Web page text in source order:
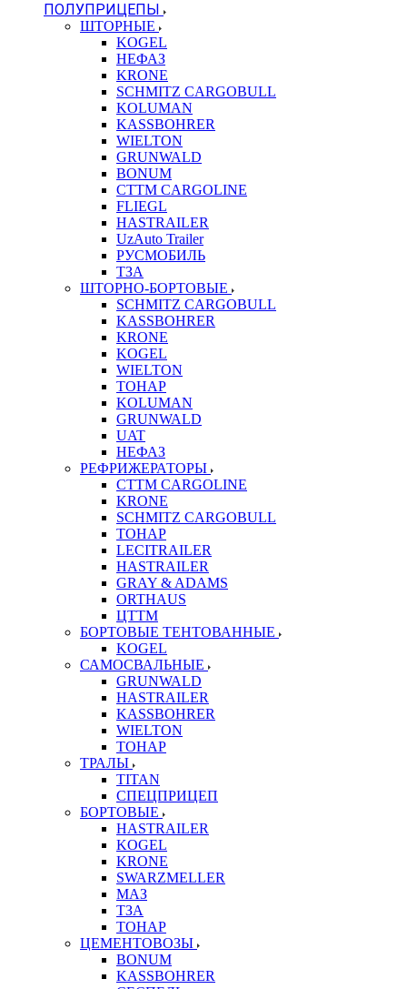
ПОЛУПРИЦЕПЫ
ШТОРНЫЕ
KOGEL
НЕФАЗ
KRONE
SCHMITZ CARGOBULL
KOLUMAN
KASSBOHRER
WIELTON
GRUNWALD
BONUM
CTTM CARGOLINE
FLIEGL
HASTRAILER
UzAuto Trailer
РУСМОБИЛЬ
ТЗА
ШТОРНО-БОРТОВЫЕ
SCHMITZ CARGOBULL
KASSBOHRER
KRONE
KOGEL
WIELTON
ТОНАР
KOLUMAN
GRUNWALD
UAT
НЕФАЗ
РЕФРИЖЕРАТОРЫ
CTTM CARGOLINE
KRONE
SCHMITZ CARGOBULL
ТОНАР
LECITRAILER
HASTRAILER
GRAY & ADAMS
ORTHAUS
ЦТТМ
БОРТОВЫЕ ТЕНТОВАННЫЕ
KOGEL
САМОСВАЛЬНЫЕ
GRUNWALD
HASTRAILER
KASSBOHRER
WIELTON
ТОНАР
ТРАЛЫ
TITAN
СПЕЦПРИЦЕП
БОРТОВЫЕ
HASTRAILER
KOGEL
KRONE
SWARZMELLER
МАЗ
ТЗА
ТОНАР
ЦЕМЕНТОВОЗЫ
BONUM
KASSBOHRER